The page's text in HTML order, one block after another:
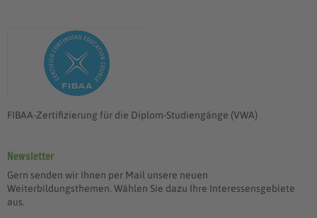
FIBAA-Zertifizierung für die Diplom-Studiengänge (VWA)
Newsletter
Gern senden wir Ihnen per Mail unsere neuen
Weiterbildungsthemen. Wählen Sie dazu Ihre Interessensgebiete
aus.